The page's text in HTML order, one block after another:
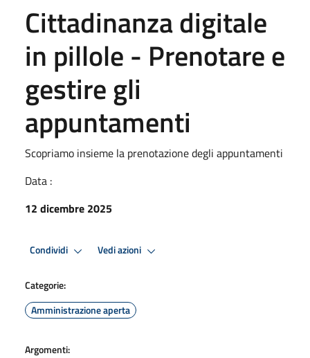
Cittadinanza digitale
in pillole - Prenotare e
gestire gli
appuntamenti
Scopriamo insieme la prenotazione degli appuntamenti
Data :
12 dicembre 2025
Condividi Vedi azioni
Categorie:
Amministrazione aperta
Argomenti: